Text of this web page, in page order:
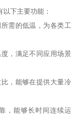
下主要功能：
需的低温，为各类工
，满足不同应用场景
，能够在提供大量冷
，能够长时间连续运